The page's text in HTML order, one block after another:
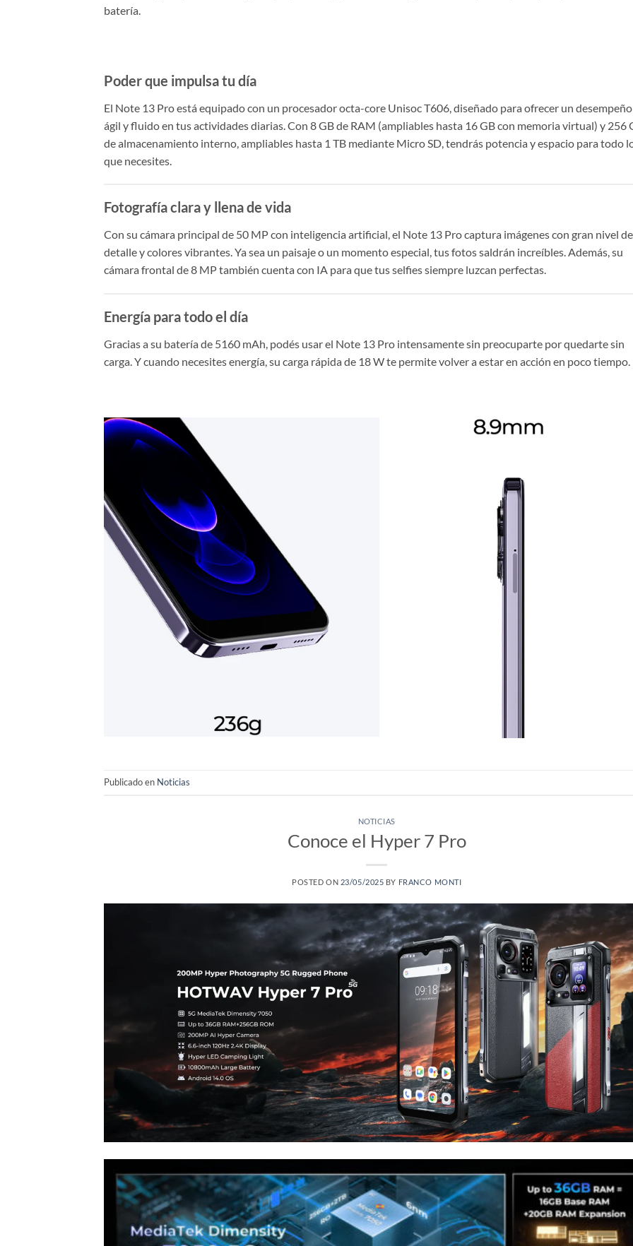
batería.
Poder que impulsa tu día
El Note 13 Pro está equipado con un procesador octa-core Unisoc T606, diseñado para ofrecer un desempeño
ágil y fluido en tus actividades diarias. Con 8 GB de RAM (ampliables hasta 16 GB con memoria virtual) y 256
de almacenamiento interno, ampliables hasta 1 TB mediante Micro SD, tendrás potencia y espacio para todo
que necesites.
Fotografía clara y llena de vida
Con su cámara principal de 50 MP con inteligencia artificial, el Note 13 Pro captura imágenes con gran nivel de
detalle y colores vibrantes. Ya sea un paisaje o un momento especial, tus fotos saldrán increíbles. Además, su
cámara frontal de 8 MP también cuenta con IA para que tus selfies siempre luzcan perfectas.
Energía para todo el día
Gracias a su batería de 5160 mAh, podés usar el Note 13 Pro intensamente sin preocuparte por quedarte sin
carga. Y cuando necesites energía, su carga rápida de 18 W te permite volver a estar en acción en poco tiempo.
Publicado en Noticias
NOTICIAS
Conoce el Hyper 7 Pro
POSTED ON 23/05/2025 BY FRANCO MONTI